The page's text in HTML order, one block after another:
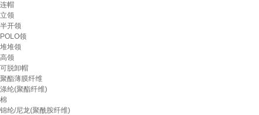
连帽
立领
半开领
POLO领
堆堆领
高领
可脱卸帽
聚酯薄膜纤维
涤纶(聚酯纤维)
棉
锦纶/尼龙(聚酰胺纤维)